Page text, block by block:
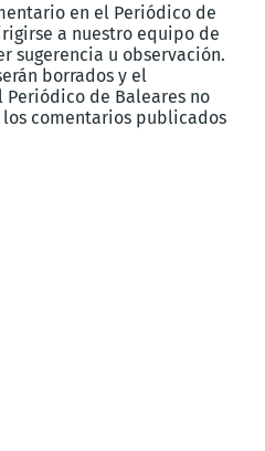
en el Periódico de
a nuestro equipo de
sugerencia u observación.
borrados y el
de Baleares no
comentarios publicados